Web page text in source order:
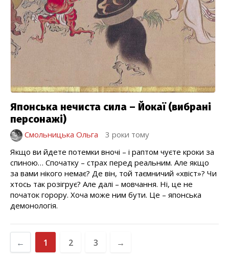
Японська нечиста сила – Йокаї (вибрані
персонажі)
Смольницька Ольга
3 роки тому
Якщо ви йдете потемки вночі – і раптом чуєте кроки за
спиною… Спочатку – страх перед реальним. Але якщо
за вами нікого немає? Де він, той таємничий «хвіст»? Чи
хтось так розігрує? Але далі – мовчання. Ні, це не
початок горору. Хоча може ним бути. Це – японська
демонологія.
← 1 2 3 →